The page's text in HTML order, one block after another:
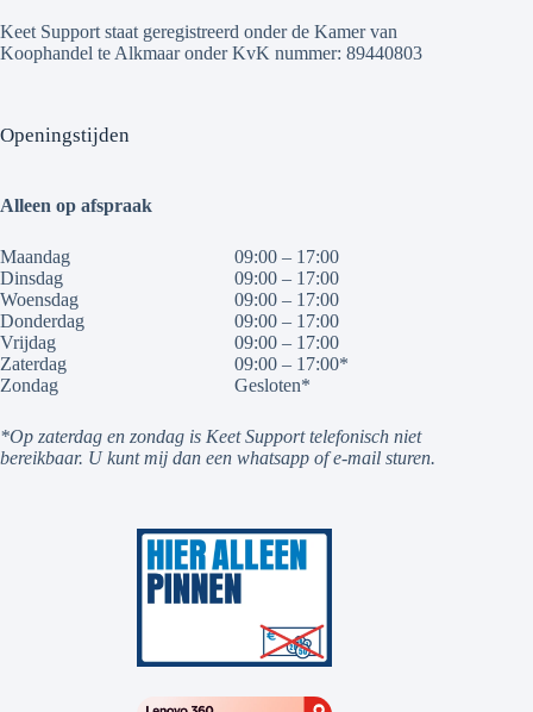
Keet Support staat geregistreerd onder de Kamer van
Koophandel te Alkmaar onder KvK nummer: 89440803
Openingstijden
Alleen op afspraak
Maandag
Dinsdag
Woensdag
Donderdag
Vrijdag
Zaterdag
Zondag
09:00 – 17:00
09:00 – 17:00
09:00 – 17:00
09:00 – 17:00
09:00 – 17:00
09:00 – 17:00*
Gesloten*
*Op zaterdag en zondag is Keet Support telefonisch niet
bereikbaar. U kunt mij dan een whatsapp of e-mail sturen.